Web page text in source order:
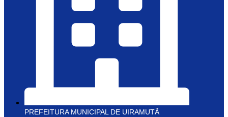
PREFEITURA MUNICIPAL DE UIRAMUTÃ